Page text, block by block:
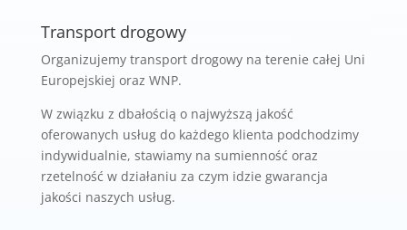
Transport drogowy
Organizujemy transport drogowy na terenie całej Uni
Europejskiej oraz WNP.
W związku z dbałością o najwyższą jakość
oferowanych usług do każdego klienta podchodzimy
indywidualnie, stawiamy na sumienność oraz
rzetelność w działaniu za czym idzie gwarancja
jakości naszych usług.